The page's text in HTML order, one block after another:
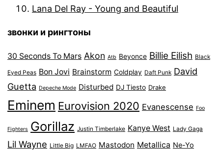
Lana Del Ray - Young and Beautiful
звонки и рингтоны
30 Seconds To Mars Akon Atb Beyonce Billie Eilish Black
Eyed Peas Bon Jovi Brainstorm Coldplay Daft Punk David
Guetta Depeche Mode Disturbed DJ Tiesto Drake
Eminem Eurovision 2020 Evanescense Foo
Fighters Gorillaz Justin Timberlake Kanye West Lady Gaga
Lil Wayne Little Big LMFAO Mastodon Metallica Ne-Yo